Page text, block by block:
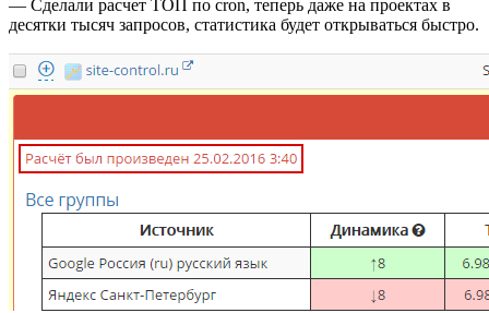
— Сделали расчет ТОП по cron, теперь даже на проектах в
десятки тысяч запросов, статистика будет открываться быстро.